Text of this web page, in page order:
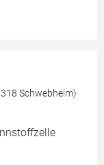
Schwebheim)